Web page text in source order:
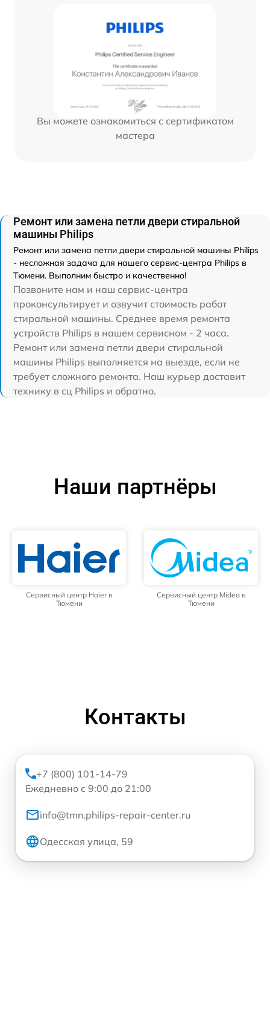
Вы можете ознакомиться с сертификатом
мастера
Ремонт или замена петли двери стиральной
машины Philips
Ремонт или замена петли двери стиральной машины Philips
- несложная задача для нашего сервис-центра Philips в
Тюмени. Выполним быстро и качественно!
Позвоните нам и наш сервис-центра
проконсультирует и озвучит стоимость работ
стиральной машины. Среднее время ремонта
устройств Philips в нашем сервисном - 2 часа.
Ремонт или замена петли двери стиральной
машины Philips выполняется на выезде, если не
требует сложного ремонта. Наш курьер доставит
технику в сц Philips и обратно.
Наши партнёры
Сервисный центр Haier в
Тюмени
Сервисный центр Midea в
Тюмени
Контакты
+7 (800) 101-14-79
Ежедневно с 9:00 до 21:00
info@tmn.philips-repair-center.ru
Одесская улица, 59